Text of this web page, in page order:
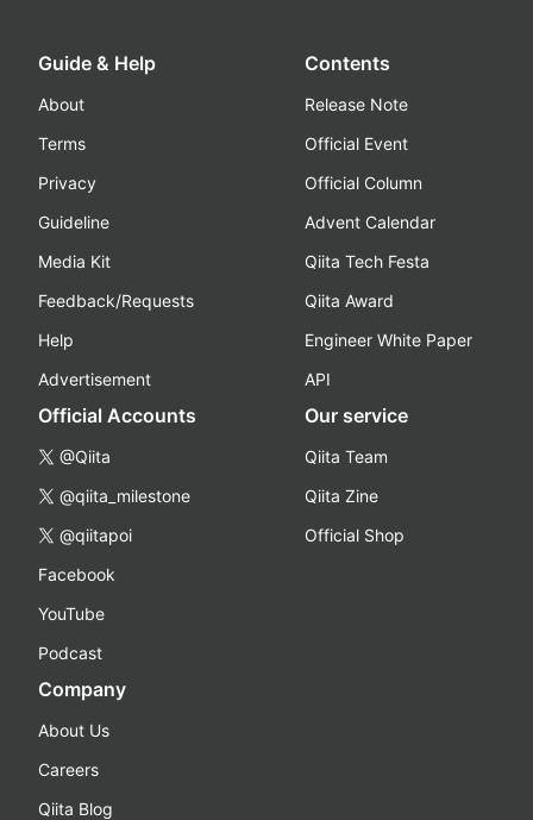
Guide & Help
About
Terms
Privacy
Guideline
Media Kit
Feedback/Requests
Help
Advertisement
Contents
Release Note
Official Event
Official Column
Advent Calendar
Qiita Tech Festa
Qiita Award
Engineer White Paper
API
Official Accounts
@Qiita
@qiita_milestone
@qiitapoi
Facebook
YouTube
Podcast
Our service
Qiita Team
Qiita Zine
Official Shop
Company
About Us
Careers
Qiita Blog